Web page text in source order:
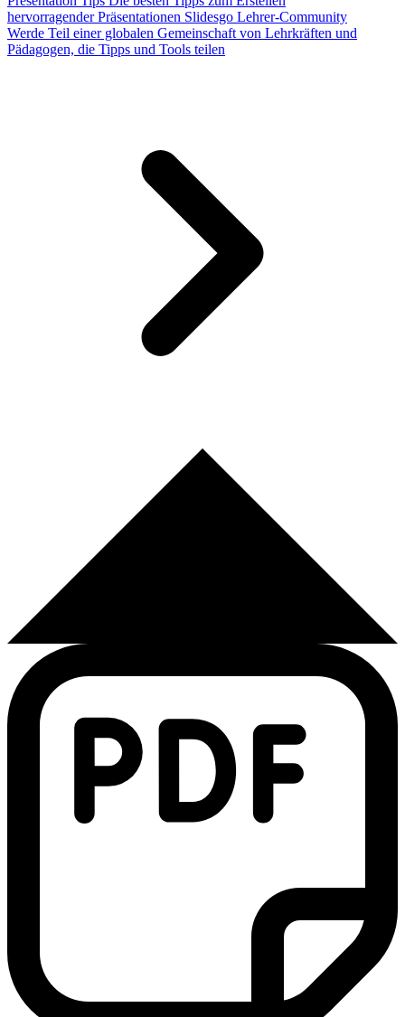
hervorragender Präsentationen Slidesgo Lehrer-Community
Werde Teil einer globalen Gemeinschaft von Lehrkräften und
Pädagogen, die Tipps und Tools teilen